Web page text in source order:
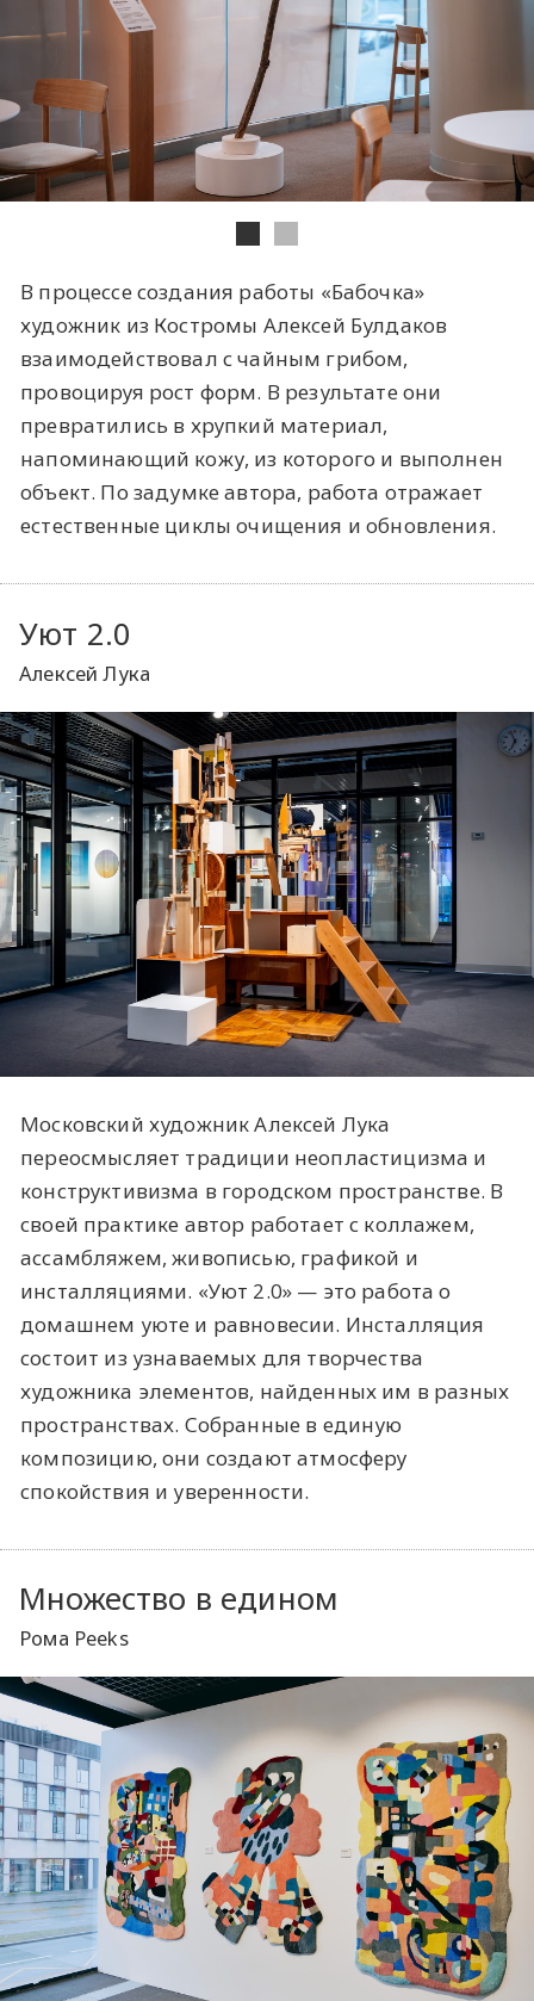
В процессе создания работы «Бабочка»
художник из Костромы Алексей Булдаков
взаимодействовал с чайным грибом,
провоцируя рост форм. В результате они
превратились в хрупкий материал,
напоминающий кожу, из которого и выполнен
объект. По задумке автора, работа отражает
естественные циклы очищения и обновления.
Уют 2.0
Алексей Лука
Московский художник Алексей Лука
переосмысляет традиции неопластицизма и
конструктивизма в городском пространстве. В
своей практике автор работает с коллажем,
ассамбляжем, живописью, графикой и
инсталляциями. «Уют 2.0» — это работа о
домашнем уюте и равновесии. Инсталляция
состоит из узнаваемых для творчества
художника элементов, найденных им в разных
пространствах. Собранные в единую
композицию, они создают атмосферу
спокойствия и уверенности.
Множество в едином
Рома Peeks